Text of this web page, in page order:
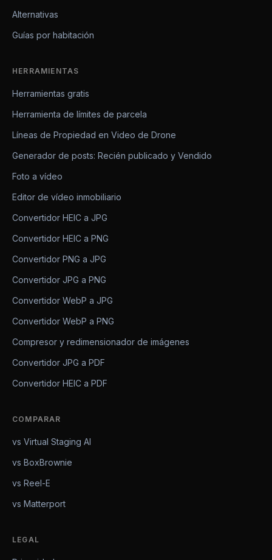
Alternativas
Guías por habitación
HERRAMIENTAS
Herramientas gratis
Herramienta de límites de parcela
Líneas de Propiedad en Video de Drone
Generador de posts: Recién publicado y Vendido
Foto a vídeo
Editor de vídeo inmobiliario
Convertidor HEIC a JPG
Convertidor HEIC a PNG
Convertidor PNG a JPG
Convertidor JPG a PNG
Convertidor WebP a JPG
Convertidor WebP a PNG
Compresor y redimensionador de imágenes
Convertidor JPG a PDF
Convertidor HEIC a PDF
COMPARAR
vs Virtual Staging AI
vs BoxBrownie
vs Reel-E
vs Matterport
LEGAL